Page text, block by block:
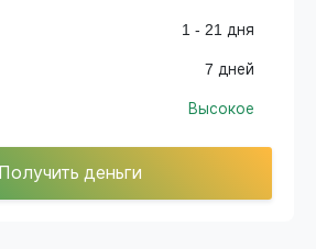
1 - 21 дня
7 дней
Высокое
Получить деньги